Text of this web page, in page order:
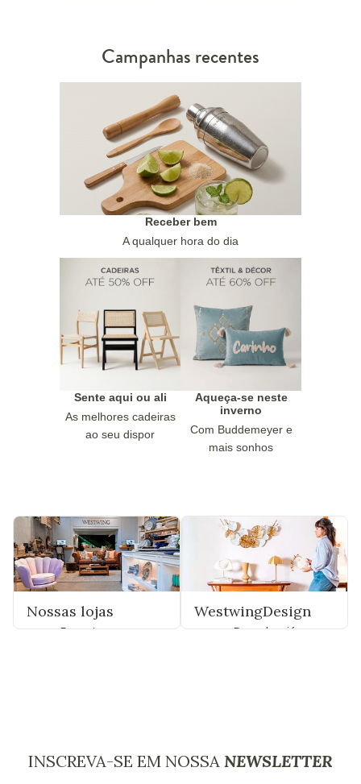
Campanhas recentes
Receber bem
A qualquer hora do dia
Sente aqui ou ali
As melhores cadeiras
ao seu dispor
Aqueça-se neste
inverno
Com Buddemeyer e
mais sonhos
Nossas lojas
Encontre uma
WestwingDesign
Descubra já
INSCREVA-SE EM NOSSA NEWSLETTER